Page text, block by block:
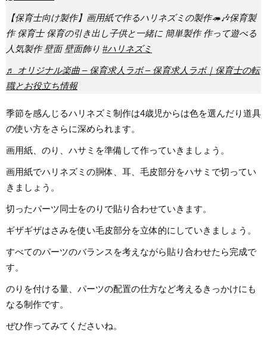
【保育士向け製作】画用紙で作るハリネズミの製作🦔🎶保育製
作 保育士 保育の引き出し子供と一緒に 簡単製作 作って遊べる
人気製作 壁面 壁面飾り #ハリネズミ
♬ オリジナル楽曲 – 保育求人ラボ – 保育求人ラボ｜保育士の転
職とお役立ち情報
季節を感んじるハリネズミ制作は4歳児からは色を選んだり道具
の使い方をさらに深められます。
画用紙、のり、ハサミを準備して作っていきましょう。
画用紙でハリネズミの胴体、耳、毛皮部分をハサミで切ってい
きましょう。
切ったパーツ同士をのりで貼り合わせていきます。
ギザギザはさみを使い毛皮部分を立体的にしていきましょう。
すべてのパーツのバランスを考えながら貼り合わせたら完成で
す。
のりを付ける量、パーツの配置の仕方など考えるきっかけにも
なる制作です。
ぜひ作ってみてくださいね。